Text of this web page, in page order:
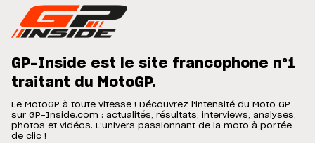
GP-Inside est le site francophone n°1
traitant du MotoGP.
Le MotoGP à toute vitesse ! Découvrez l'intensité du Moto GP
sur GP-Inside.com : actualités, résultats, interviews, analyses,
photos et vidéos. L'univers passionnant de la moto à portée
de clic !